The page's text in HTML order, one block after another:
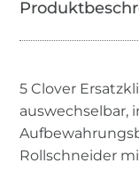
5 Clover
auswechselbar,
Rollschneider